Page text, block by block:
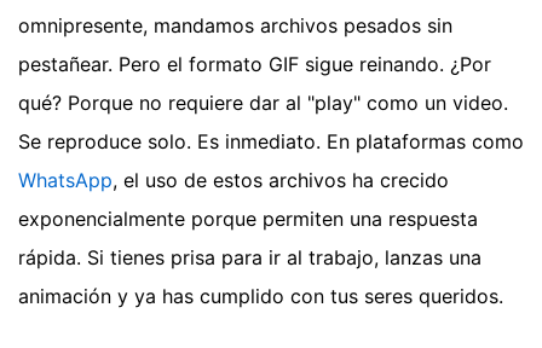
omnipresente, mandamos archivos pesados sin
pestañear. Pero el formato GIF sigue reinando. ¿Por
qué? Porque no requiere dar al "play" como un video.
Se reproduce solo. Es inmediato. En plataformas como
WhatsApp, el uso de estos archivos ha crecido
exponencialmente porque permiten una respuesta
rápida. Si tienes prisa para ir al trabajo, lanzas una
animación y ya has cumplido con tus seres queridos.